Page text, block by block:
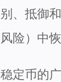
别、抵御
风险）中
稳定币的